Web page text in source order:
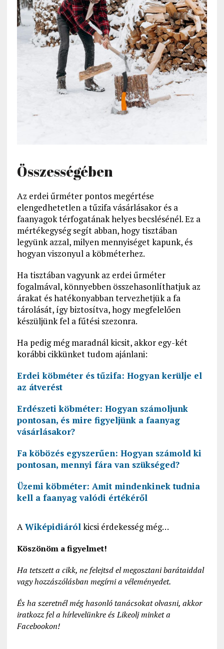
Összességében
Az erdei űrméter pontos megértése
elengedhetetlen a tűzifa vásárlásakor és a
faanyagok térfogatának helyes becslésénél. Ez a
mértékegység segít abban, hogy tisztában
legyünk azzal, milyen mennyiséget kapunk, és
hogyan viszonyul a köbméterhez.
Ha tisztában vagyunk az erdei űrméter
fogalmával, könnyebben összehasonlíthatjuk az
árakat és hatékonyabban tervezhetjük a fa
tárolását, így biztosítva, hogy megfelelően
készüljünk fel a fűtési szezonra.
Ha pedig még maradnál kicsit, akkor egy-két
korábbi cikkünket tudom ajánlani:
Erdei köbméter és tűzifa: Hogyan kerülje el
az átverést
Erdészeti köbméter: Hogyan számoljunk
pontosan, és mire figyeljünk a faanyag
vásárlásakor?
Fa köbözés egyszerűen: Hogyan számold ki
pontosan, mennyi fára van szükséged?
Üzemi köbméter: Amit mindenkinek tudnia
kell a faanyag valódi értékéről
AWiképidiárólkicsi érdekesség még…
Köszönöm a figyelmet!
Ha tetszett a cikk, ne felejtsd el megosztani barátaiddal
vagy hozzászólásban megírni a véleményedet.
És ha szeretnél még hasonló tanácsokat olvasni, akkor
iratkozz fel a hírlevelünkre és Likeolj minket a
Facebookon!